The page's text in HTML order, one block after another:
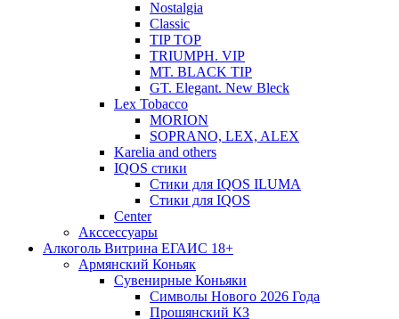
Nostalgia
Classic
TIP TOP
TRIUMPH. VIP
MT. BLACK TIP
GT. Elegant. New Bleck
Lex Tobacco
MORION
SOPRANO, LEX, ALEX
Karelia and others
IQOS стики
Стики для IQOS ILUMA
Стики для IQOS
Сenter
Акссессуары
Алкоголь Витрина ЕГАИС 18+
Армянский Коньяк
Сувенирные Коньяки
Символы Нового 2026 Года
Прошянский КЗ